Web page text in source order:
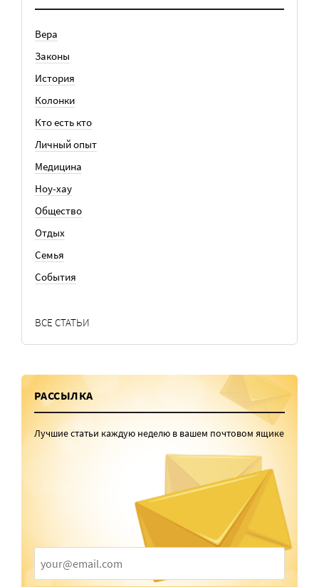
Вера
Законы
История
Колонки
Кто есть кто
Личный опыт
Медицина
Ноу-хау
Общество
Отдых
Семья
События
ВСЕ СТАТЬИ
РАССЫЛКА
Лучшие статьи каждую неделю в вашем почтовом ящике